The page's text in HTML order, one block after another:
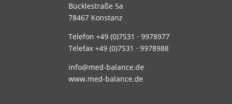
Bücklestraße 5a
78467 Konstanz
Telefon +49 (0)7531 · 9978977
Telefax +49 (0)7531 · 9978988
info@med-balance.de
www.med-balance.de